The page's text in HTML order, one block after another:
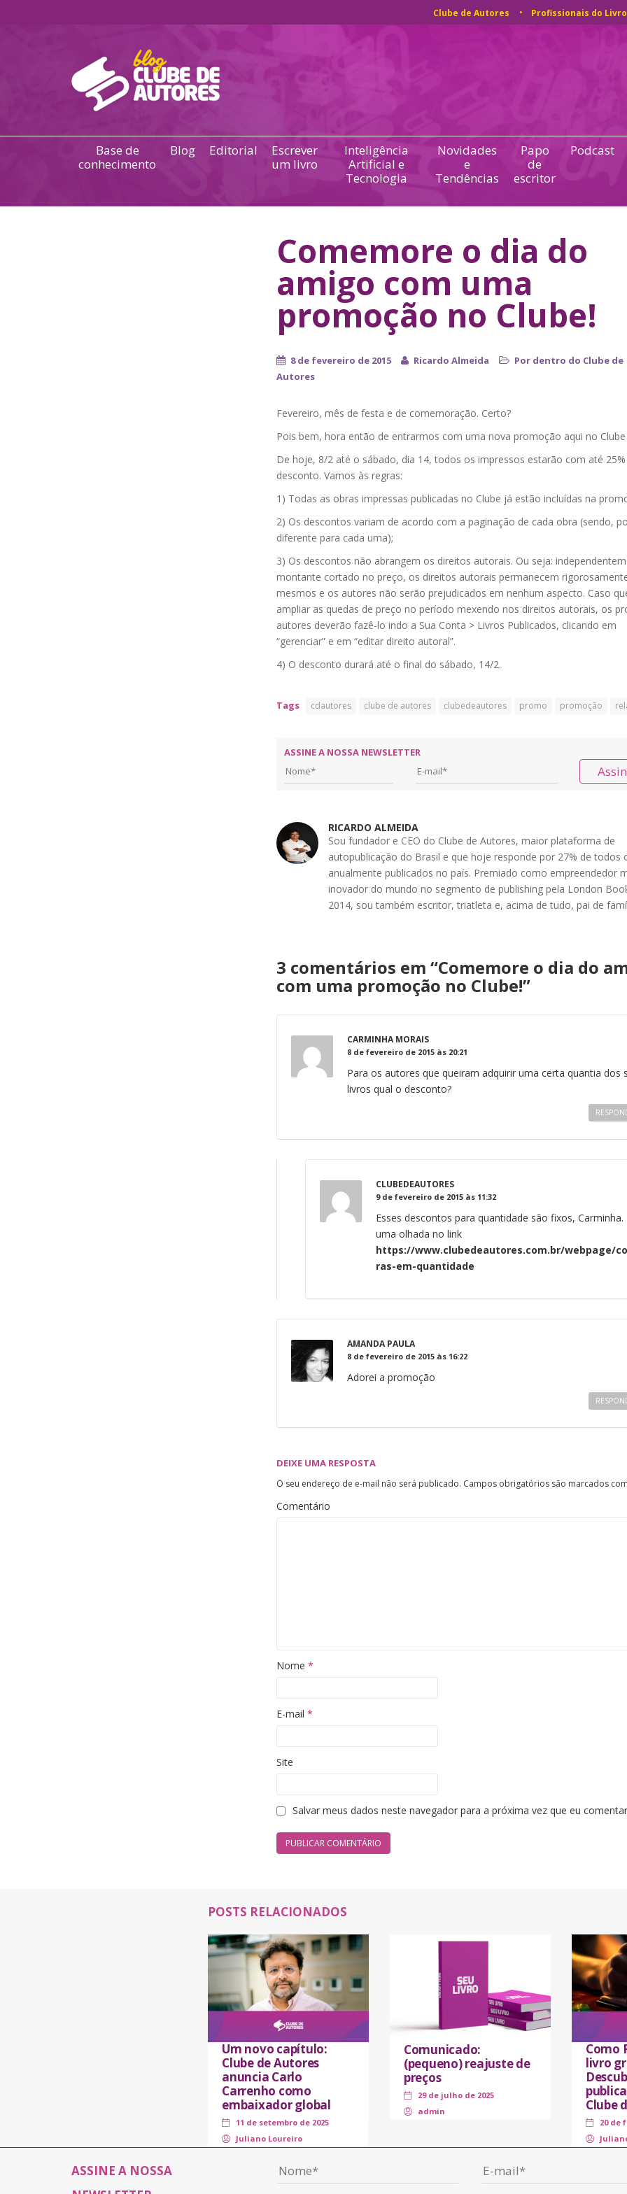
Clube de Autores Profissionais do Livro
Base de
conhecimento
Blog Editorial
Escrever
um livro
Inteligência
Artificial e
Tecnologia
Novidades
e
Tendências
Papo
de
escritor
Podcast
Comemore o dia do
amigo com uma
promoção no Clube!
8 de fevereiro de 2015 Ricardo Almeida
Por dentro do Clube de
Autores
Fevereiro, mês de festa e de comemoração. Certo?
Pois bem, hora então de entrarmos com uma nova promoção aqui no Clube
De hoje, 8/2 até o sábado, dia 14, todos os impressos estarão com até 25%
desconto. Vamos às regras:
1) Todas as obras impressas publicadas no Clube já estão incluídas na
2) Os descontos variam de acordo com a paginação de cada obra (sendo,
diferente para cada uma);
3) Os descontos não abrangem os direitos autorais. Ou seja:
montante cortado no preço, os direitos autorais permanecem
mesmos e os autores não serão prejudicados em nenhum aspecto. Caso
ampliar as quedas de preço no período mexendo nos direitos autorais, os
autores deverão fazê-lo indo a Sua Conta > Livros Publicados, clicando em
“gerenciar” e em “editar direito autoral”.
4) O desconto durará até o final do sábado, 14/2.
Tags cdautores clube de autores clubedeautores promo promoção
ASSINE A NOSSA NEWSLETTER
RICARDO ALMEIDA
Sou fundador e CEO do Clube de Autores, maior plataforma de
autopublicação do Brasil e que hoje responde por 27% de todos
anualmente publicados no país. Premiado como empreendedor
inovador do mundo no segmento de publishing pela London
2014, sou também escritor, triatleta e, acima de tudo, pai de
3 comentários em “Comemore o dia do
com uma promoção no Clube!”
CARMINHA MORAIS
8 de fevereiro de 2015 às 20:21
Para os autores que queiram adquirir uma certa quantia dos
livros qual o desconto?
CLUBEDEAUTORES
9 de fevereiro de 2015 às 11:32
Esses descontos para quantidade são fixos, Carminha.
uma olhada no link
https://www.clubedeautores.com.br/webpage/
ras-em-quantidade
AMANDA PAULA
8 de fevereiro de 2015 às 16:22
Adorei a promoção
DEIXE UMA RESPOSTA
O seu endereço de e-mail não será publicado. Campos obrigatórios são marcados com
Comentário
Nome *
E-mail *
Site
Salvar meus dados neste navegador para a próxima vez que eu
POSTS RELACIONADOS
Um novo capítulo:
Clube de Autores
anuncia Carlo
Carrenho como
embaixador global
11 de setembro de 2025
Juliano Loureiro
Comunicado:
(pequeno) reajuste de
preços
29 de julho de 2025
admin
Como
livro
Clube
20 de
ASSINE A NOSSA